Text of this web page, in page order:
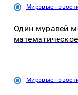
Мировые новости
Один муравей
Мировые новости